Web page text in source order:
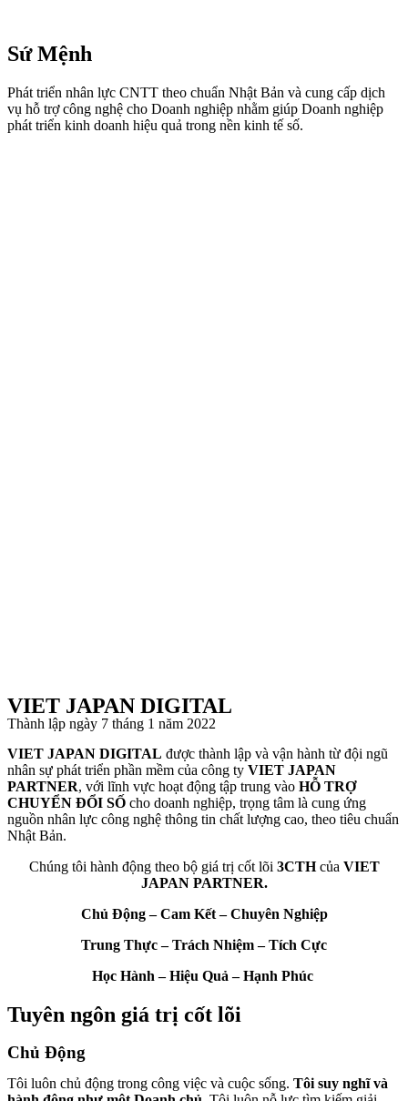
Sứ Mệnh
Phát triển nhân lực CNTT theo chuẩn Nhật Bản và cung cấp dịch
vụ hỗ trợ công nghệ cho Doanh nghiệp nhằm giúp Doanh nghiệp
phát triển kinh doanh hiệu quả trong nền kinh tế số.
VIET JAPAN DIGITAL
Thành lập ngày 7 tháng 1 năm 2022
VIET JAPAN DIGITAL được thành lập và vận hành từ đội ngũ
nhân sự phát triển phần mềm của công ty VIET JAPAN
PARTNER, với lĩnh vực hoạt động tập trung vào HỖ TRỢ
CHUYỂN ĐỔI SỐ cho doanh nghiệp, trọng tâm là cung ứng
nguồn nhân lực công nghệ thông tin chất lượng cao, theo tiêu chuẩn
Nhật Bản.
Chúng tôi hành động theo bộ giá trị cốt lõi 3CTHcủa VIET
JAPAN PARTNER.
Chủ Động – Cam Kết – Chuyên Nghiệp
Trung Thực – Trách Nhiệm – Tích Cực
Học Hành – Hiệu Quả – Hạnh Phúc
Tuyên ngôn giá trị cốt lõi
Chủ Động
Tôi luôn chủ động trong công việc và cuộc sống. Tôi suy nghĩ và